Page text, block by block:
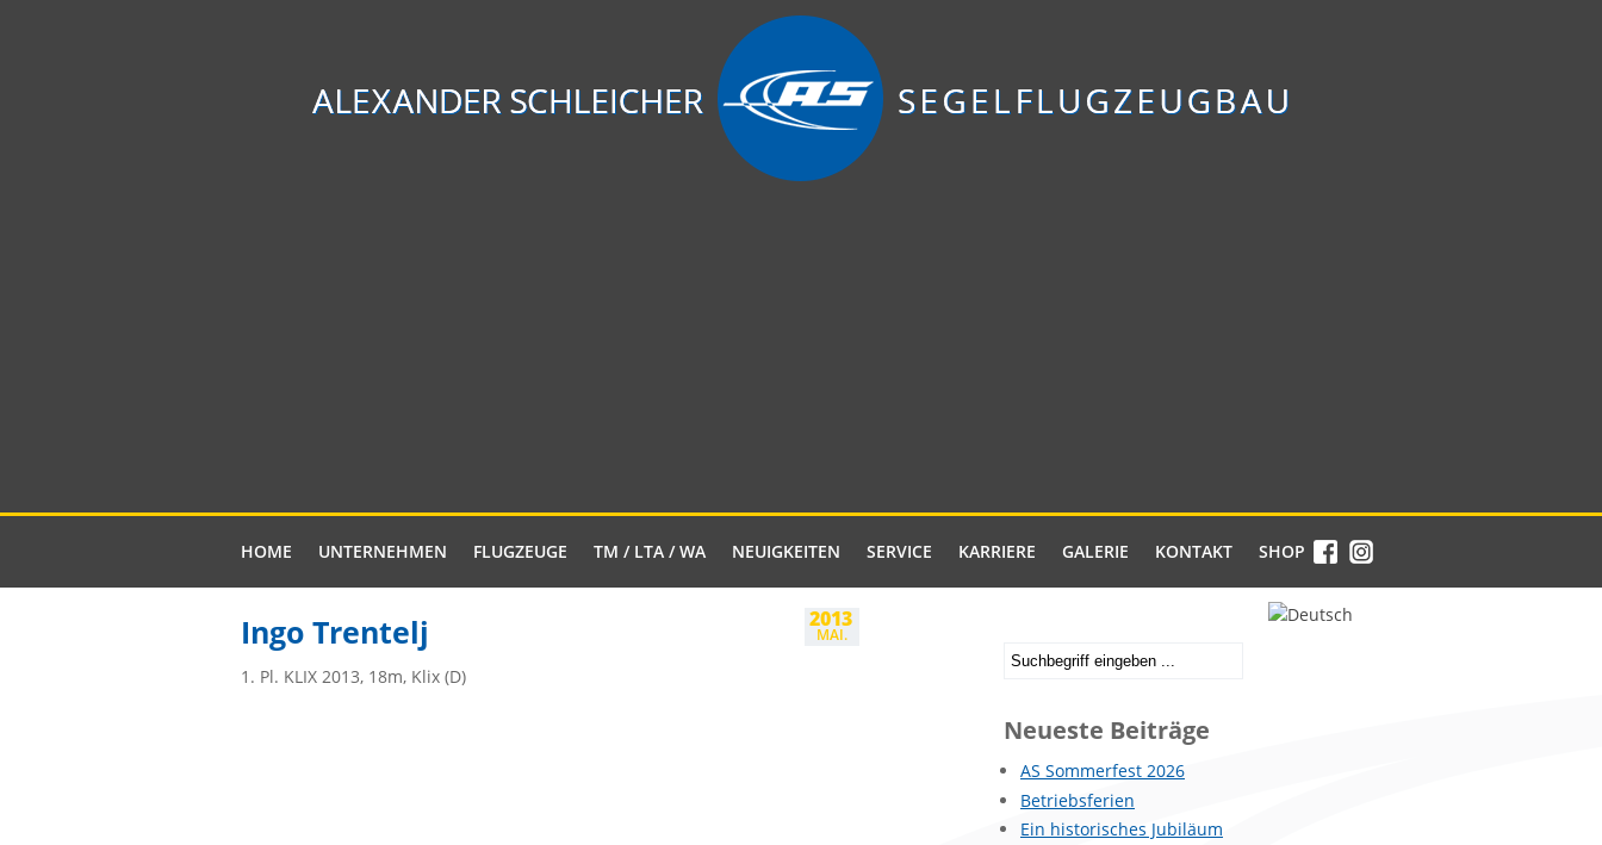
HOME UNTERNEHMEN FLUGZEUGE TM / LTA / WA NEUIGKEITEN SERVICE KARRIERE GALERIE KONTAKT SHOP
2013
MAI.
Ingo Trentelj
1. Pl. KLIX 2013, 18m, Klix (D)
Neueste Beiträge
AS Sommerfest 2026
Betriebsferien
Ein historisches Jubiläum